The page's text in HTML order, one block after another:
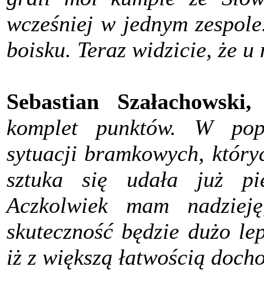
wcześniej w jednym
boisku. Teraz widzicie, że
Sebastian
komplet punktów. W
sytuacji bramkowych,
sztuka się udała już
Aczkolwiek mam
skuteczność będzie dużo
iż z większą łatwością